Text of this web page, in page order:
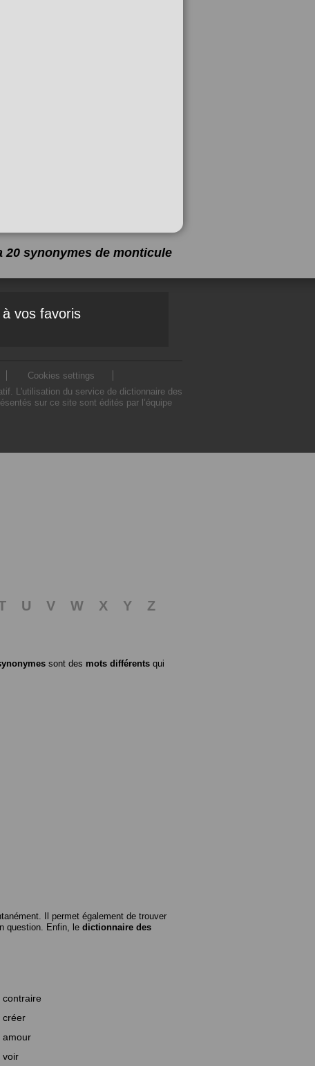
20 synonymes de monticule
vos favoris
Cookies settings
L'utilisation du service de dictionnaire des
sur ce site sont édités par l’équipe
U V W X Y
Z
sont des mots différents qui
Il permet également de trouver
question. Enfin, le dictionnaire des
contraire
créer
amour
voir